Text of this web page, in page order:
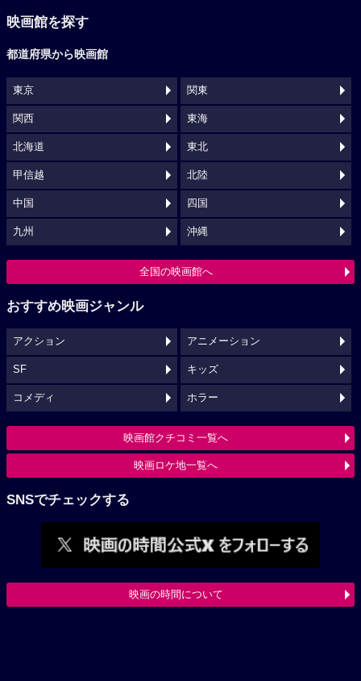
映画館を探す
都道府県から映画館
東京 関東
関西 東海
北海道 東北
甲信越 北陸
中国 四国
九州 沖縄
全国の映画館へ
おすすめ映画ジャンル
アクション アニメーション
SF キッズ
コメディ ホラー
映画館クチコミ一覧へ
映画ロケ地一覧へ
SNSでチェックする
映画の時間について